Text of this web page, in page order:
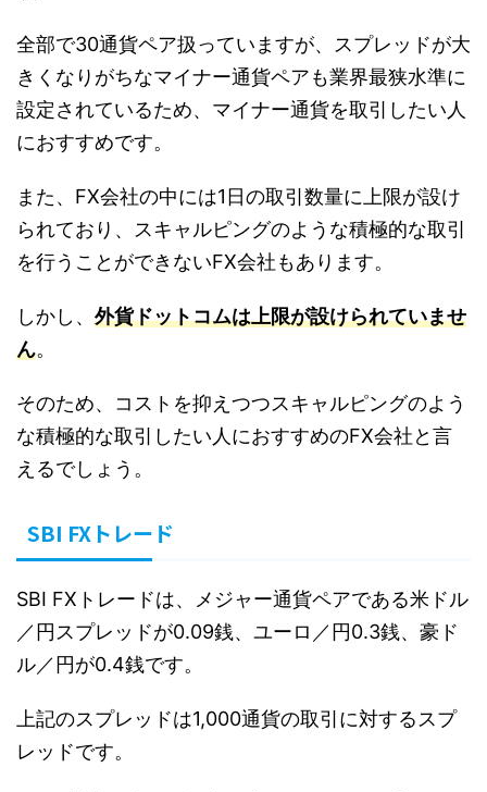
全部で30通貨ペア扱っていますが、スプレッドが大
きくなりがちなマイナー通貨ペアも業界最狭水準に
設定されているため、マイナー通貨を取引したい人
におすすめです。
また、FX会社の中には1日の取引数量に上限が設け
られており、スキャルピングのような積極的な取引
を行うことができないFX会社もあります。
しかし、 外貨ドットコムは上限が設けられていませ
ん。
そのため、コストを抑えつつスキャルピングのよう
な積極的な取引したい人におすすめのFX会社と言
えるでしょう。
SBI FXトレード
SBI FXトレードは、メジャー通貨ペアである米ドル
／円スプレッドが0.09銭、ユーロ／円0.3銭、豪ド
ル／円が0.4銭です。
上記のスプレッドは1,000通貨の取引に対するスプ
レッドです。